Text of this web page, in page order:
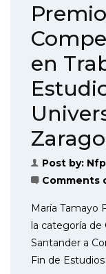
en
Post by: Nfp
Comments
María Tamayo
la categoría de
Santander a
Fin de